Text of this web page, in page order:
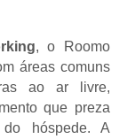
, o Roomo
áreas comuns
ao ar livre,
que preza
hóspede. A